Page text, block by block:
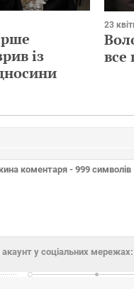
із
23
все
у соціальних мережах: